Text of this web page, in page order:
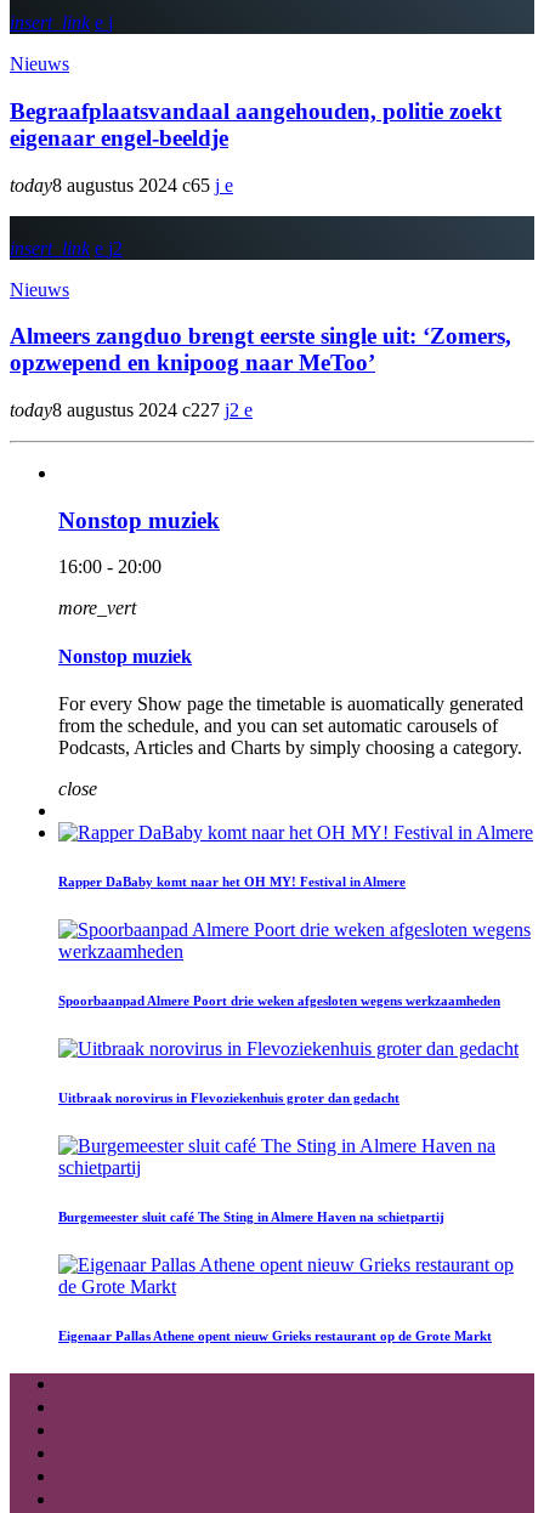
insert_link
Nieuws
Begraafplaatsvandaal aangehouden, politie zoekt
eigenaar engel-beeldje
today8 augustus 2024 65
insert_link
2
Nieuws
Almeers zangduo brengt eerste single uit: ‘Zomers,
opzwepend en knipoog naar MeToo’
today8 augustus 2024 227 2
Nonstop muziek
16:00 - 20:00
more_vert
Nonstop muziek
For every Show page the timetable is auomatically generated
from the schedule, and you can set automatic carousels of
Podcasts, Articles and Charts by simply choosing a category.
close
Rapper DaBaby komt naar het OH MY! Festival in Almere
Spoorbaanpad Almere Poort drie weken afgesloten wegens werkzaamheden
Uitbraak norovirus in Flevoziekenhuis groter dan gedacht
Burgemeester sluit café The Sting in Almere Haven na schietpartij
Eigenaar Pallas Athene opent nieuw Grieks restaurant op de Grote Markt